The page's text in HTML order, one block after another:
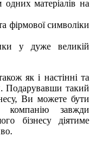
матеріалів на
фірмової символіки
у дуже великій
як і настінні та
Подарувавши такий
Ви можете бути
завжди
бізнесу діятиме